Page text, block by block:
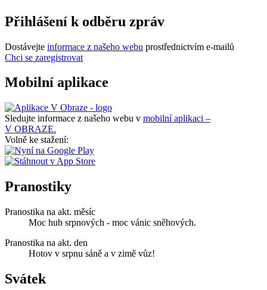
Přihlášení k odběru zpráv
Dostávejte informace z našeho webu prostřednictvím e-mailů
Chci se zaregistrovat
Mobilní aplikace
Sledujte informace z našeho webu v mobilní aplikaci –
V OBRAZE.
Volně ke stažení:
Pranostiky
Pranostika na akt. měsíc
Moc hub srpnových - moc vánic sněhových.
Pranostika na akt. den
Hotov v srpnu sáně a v zimě vůz!
Svátek